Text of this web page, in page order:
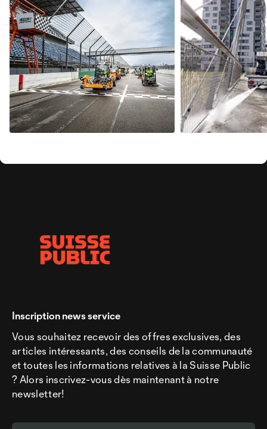
Inscription news service
Vous souhaitez recevoir des offres exclusives, des
articles intéressants, des conseils de la communauté
et toutes les informations relatives à la Suisse Public
? Alors inscrivez-vous dès maintenant à notre
newsletter!